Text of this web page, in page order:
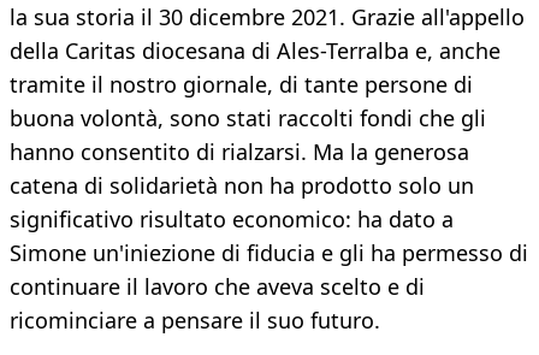
la sua storia il 30 dicembre 2021. Grazie all'appello
della Caritas diocesana di Ales-Terralba e, anche
tramite il nostro giornale, di tante persone di
buona volontà, sono stati raccolti fondi che gli
hanno consentito di rialzarsi. Ma la generosa
catena di solidarietà non ha prodotto solo un
significativo risultato economico: ha dato a
Simone un'iniezione di fiducia e gli ha permesso di
continuare il lavoro che aveva scelto e di
ricominciare a pensare il suo futuro.